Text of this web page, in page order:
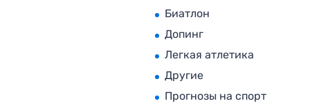
Биатлон
Допинг
Легкая атлетика
Другие
Прогнозы на спорт